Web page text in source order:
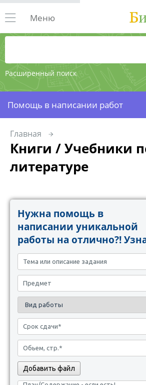
Расширенный поиск
Меню
Помощь в написании работ
Главная
Книги / Учебники
литературе
Нужна помощь в
написании уникальной
работы на отлично?!
Добавить файл